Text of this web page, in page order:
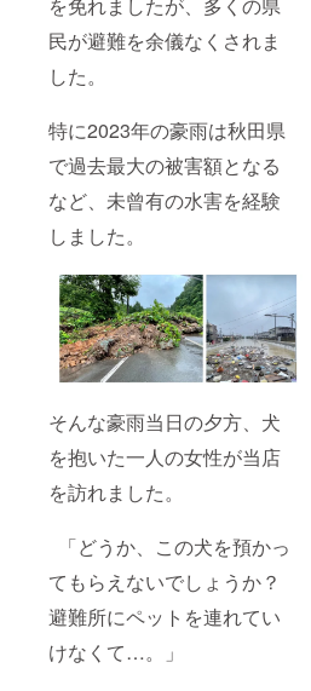
民が避難を余儀なくされま
した。
特に2023年の豪雨は秋田県
で過去最大の被害額となる
など、未曾有の水害を経験
しました。
そんな豪雨当日の夕方、犬
を抱いた一人の女性が当店
を訪れました。
「どうか、この犬を預かっ
てもらえないでしょうか？
避難所にペットを連れてい
けなくて…。」